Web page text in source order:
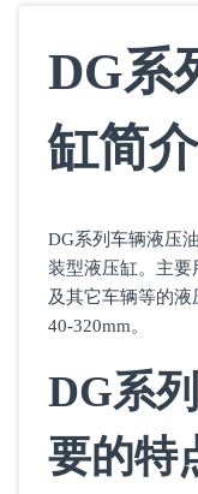
DG系
缸简介
DG系列车辆液压
装型液压缸。主
及其它车辆等的液
40-320mm。
DG系
要的特